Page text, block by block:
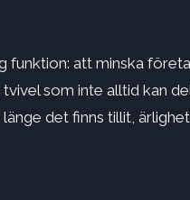
att minska
som inte alltid kan
det finns tillit,